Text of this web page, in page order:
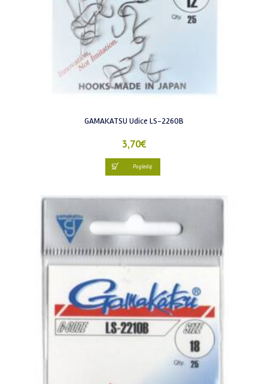
GAMAKATSU Udice LS-2260B
3,70€
Pogledaj